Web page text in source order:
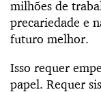
milhões de
precariedade e
futuro melhor.
Isso requer
papel. Requer